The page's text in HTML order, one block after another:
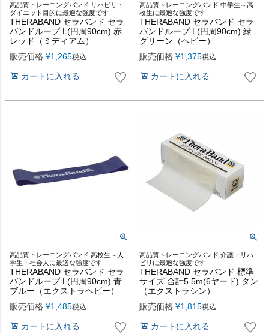
高品質トレーニングバンド リハビリ・
ダイエット目的に最適な強度です
THERABAND セラバンド セラ
バンドループ L(円周90cm) 赤
レッド（ミディアム）
販売価格 ¥1,265税込
カートに入れる
高品質トレーニングバンド 中学生～高
校生に最適な強度です
THERABAND セラバンド セラ
バンドループ L(円周90cm) 緑
グリーン（ヘビー）
販売価格 ¥1,375税込
カートに入れる
高品質トレーニングバンド 高校生～大
学生・社会人に最適な強度です
THERABAND セラバンド セラ
バンドループ L(円周90cm) 青
ブルー（エクストラヘビー）
販売価格 ¥1,485税込
カートに入れる
高品質トレーニングバンド 介護・リハ
ビリに最適な強度です
THERABAND セラバンド 標準
サイズ 合計5.5m(6ヤード) タン
（エクストラシン）
販売価格 ¥1,815税込
カートに入れる